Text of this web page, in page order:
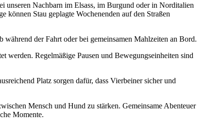
Nachbarn im Elsass, im Burgund oder in Norditalien
können Stau geplagte Wochenenden auf den Straßen
der Fahrt oder bei gemeinsamen Mahlzeiten an Bord.
werden. Regelmäßige Pausen und Bewegungseinheiten sind
Platz sorgen dafür, dass Vierbeiner sicher und
Mensch und Hund zu stärken. Gemeinsame Abenteuer
Momente.